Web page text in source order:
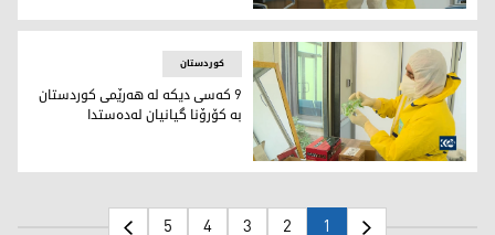
تیمێكی پزیشكی
تاقیگه‌ی پشكنینی كۆرۆنا
کوردستان
9 كه‌سی دیكه‌ له‌ هه‌رێمی كوردستان
به‌ كۆرۆنا گیانیان له‌ده‌ستدا
1
2
3
4
5